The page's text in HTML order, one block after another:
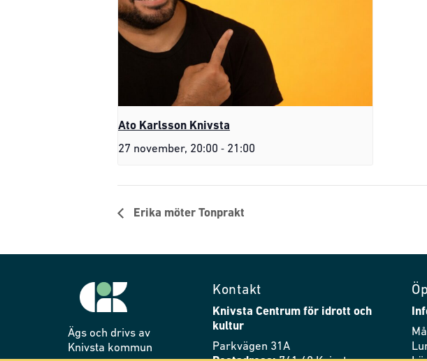
Ato Karlsson Knivsta
27 november, 20:00 - 21:00
Erika möter Tonprakt
Ägs och drivs av
Knivsta kommun
Kontakt
Knivsta Centrum för idrott och
kultur
Parkvägen 31A